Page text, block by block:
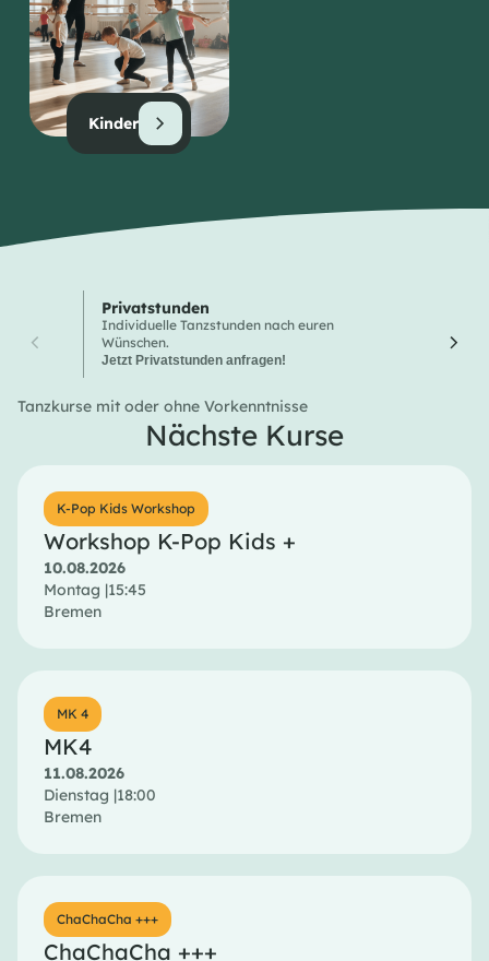
Kinder
Privatstunden
Individuelle Tanzstunden nach euren
Wünschen.
Jetzt Privatstunden anfragen!
Tanzkurse mit oder ohne Vorkenntnisse
Nächste Kurse
K-Pop Kids Workshop
Workshop K-Pop Kids +
10.08.2026
Montag |15:45
Bremen
MK 4
MK4
11.08.2026
Dienstag |18:00
Bremen
ChaChaCha +++
ChaChaCha +++